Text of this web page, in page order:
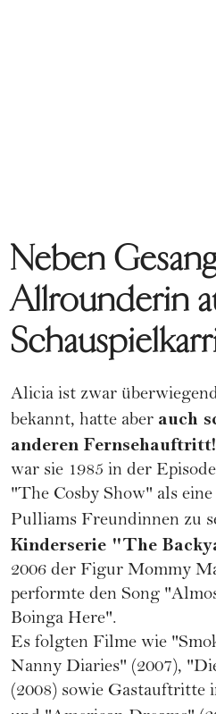
Neben
Allrounderin
Alicia ist zwar
bekannt, hatte aber auch
anderen Fernsehauftritt!
war sie 1985 in der
"The Cosby Show" als
Pulliams Freundinnen zu
Kinderserie "The
2006 der Figur Mommy
performte den Song
Boinga Here".
Es folgten Filme wie
Nanny Diaries" (2007),
(2008) sowie Gastauftritte